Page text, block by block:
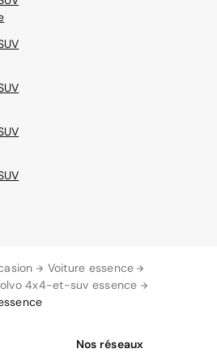
Voiture essence
4x4-et-suv essence
Nos réseaux